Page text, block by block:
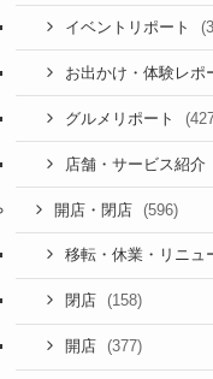
イベントリポート
お出かけ・体験レポ
グルメリポート
店舗・サービス紹介
開店・閉店 (596)
移転・休業・リニュ
閉店 (158)
開店 (377)